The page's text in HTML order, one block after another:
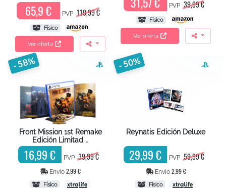
65,9 € PVP 119,99 €
Físico
Ver oferta
PVP 39,99 €
Físico
Ver oferta
- 58%
Front Mission 1st Remake
Edición Limitad …
16,99 € PVP 39,99 €
Envío 2,99 €
Físico
- 50%
Reynatis Edición Deluxe
29,99 € PVP 59,99 €
Envío 2,99 €
Físico